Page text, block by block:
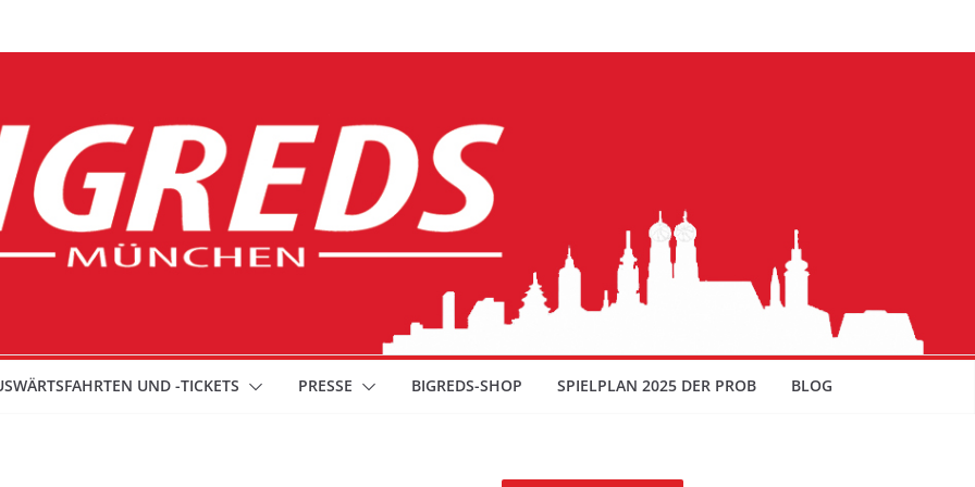
UND -TICKETS PRESSE BIGREDS-SHOP SPIELPLAN 2025 DER PROB BLOG